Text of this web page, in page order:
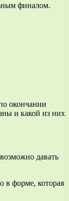
финалом.
окончании
и какой из них
давать
в форме, которая